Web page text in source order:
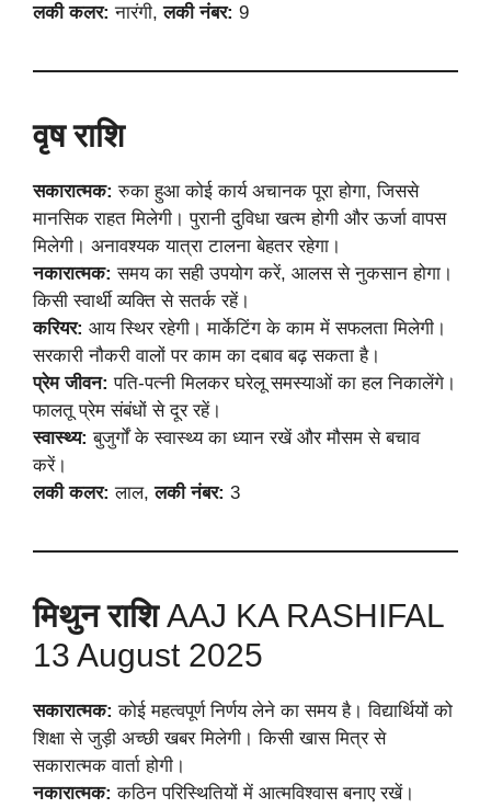
लकी कलर: नारंगी,लकी नंबर: 9
वृष राशि
सकारात्मक: रुका हुआ कोई कार्य अचानक पूरा होगा, जिससे
मानसिक राहत मिलेगी। पुरानी दुविधा खत्म होगी और ऊर्जा वापस
मिलेगी। अनावश्यक यात्रा टालना बेहतर रहेगा।
नकारात्मक: समय का सही उपयोग करें, आलस से नुकसान होगा।
किसी स्वार्थी व्यक्ति से सतर्क रहें।
करियर: आय स्थिर रहेगी। मार्केटिंग के काम में सफलता मिलेगी।
सरकारी नौकरी वालों पर काम का दबाव बढ़ सकता है।
प्रेम जीवन: पति-पत्नी मिलकर घरेलू समस्याओं का हल निकालेंगे।
फालतू प्रेम संबंधों से दूर रहें।
स्वास्थ्य: बुजुर्गों के स्वास्थ्य का ध्यान रखें और मौसम से बचाव
करें।
लकी कलर: लाल,लकी नंबर: 3
मिथुन राशिAAJ KA RASHIFAL
13 August 2025
सकारात्मक: कोई महत्वपूर्ण निर्णय लेने का समय है। विद्यार्थियों को
शिक्षा से जुड़ी अच्छी खबर मिलेगी। किसी खास मित्र से
सकारात्मक वार्ता होगी।
नकारात्मक: कठिन परिस्थितियों में आत्मविश्वास बनाए रखें।